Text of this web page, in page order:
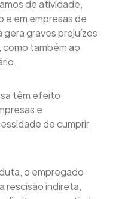
de atividade,
e em empresas de
gera graves prejuízos
como também ao
têm efeito
e
de cumprir
o empregado
rescisão indireta,